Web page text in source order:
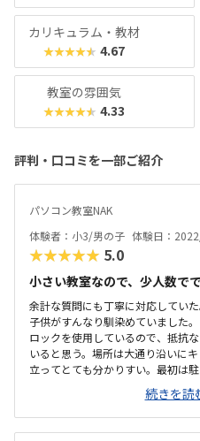
カリキュラム・教材
★★★★★ 4.67
教室の雰囲気
★★★★★ 4.33
評判・口コミを一部ご紹介
パソコン教室NAK
体験者：小3/男の子 体験日：
★★★★★ 5.0
小さい教室なので、少人数で
余計な質問にも丁寧に対応してい
子供がすんなり馴染めていました
ロックを使用しているので、抵抗
いると思う。場所は大通り沿いに
立ってとても分かりすい。最初は
換気等、気を使っておこなってい
クスできる雰囲気。授業は月2回
が、他のプログラミングスクール
たものが動くので、楽しかったよ
続きを読